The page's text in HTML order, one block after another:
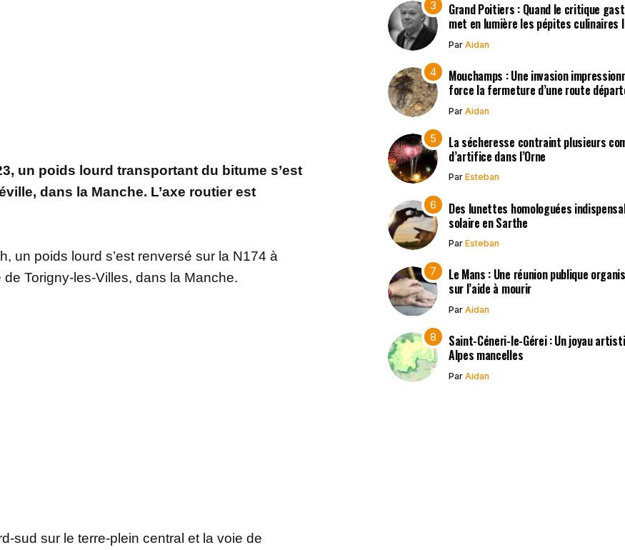
un poids lourd transportant du bitume s’est
dans la Manche. L’axe routier est
un poids lourd s’est renversé sur la N174 à
Torigny-les-Villes, dans la Manche.
sud sur le terre-plein central et la voie de
Grand Poitiers : Quand le critique
met en lumière les pépites culinaires
Par Aidan
Mouchamps : Une invasion
force la fermeture d’une route
Par Aidan
La sécheresse contraint plusieurs
d’artifice dans l’Orne
Par Esteban
Des lunettes homologuées
solaire en Sarthe
Par Esteban
Le Mans : Une réunion publique
sur l’aide à mourir
Par Aidan
Saint-Céneri-le-Gérei : Un joyau
Alpes mancelles
Par Aidan